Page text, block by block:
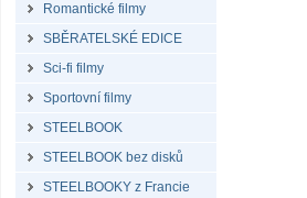
Romantické filmy
SBĚRATELSKÉ EDICE
Sci-fi filmy
Sportovní filmy
STEELBOOK
STEELBOOK bez disků
STEELBOOKY z Francie